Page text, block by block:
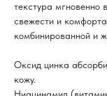
текстура мгновенно
свежести и
комбинированной и
Оксид цинка
кожу.